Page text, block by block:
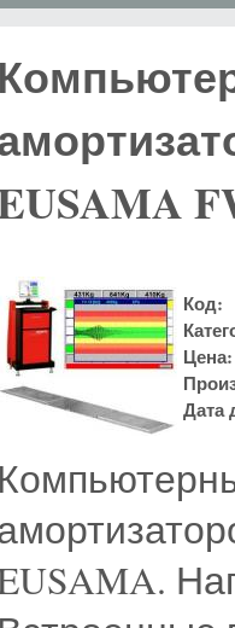
Код:
Дата